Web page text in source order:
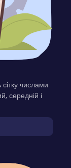
числами
середній і